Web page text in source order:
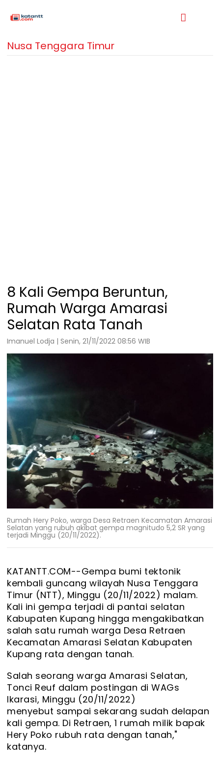
Nusa Tenggara Timur
8 Kali Gempa Beruntun,
Rumah Warga Amarasi
Selatan Rata Tanah
Imanuel Lodja | Senin, 21/11/2022 08:56 WIB
Rumah Hery Poko, warga Desa Retraen Kecamatan Amarasi
Selatan yang rubuh akibat gempa magnitudo 5,2 SR yang
terjadi Minggu (20/11/2022).
KATANTT.COM--Gempa bumi tektonik
kembali guncang wilayah Nusa Tenggara
Timur (NTT), Minggu (20/11/2022) malam.
Kali ini gempa terjadi di pantai selatan
Kabupaten Kupang hingga mengakibatkan
salah satu rumah warga Desa Retraen
Kecamatan Amarasi Selatan Kabupaten
Kupang rata dengan tanah.
Salah seorang warga Amarasi Selatan,
Tonci Reuf dalam postingan di WAGs
Ikarasi, Minggu (20/11/2022)
menyebut sampai sekarang sudah delapan
kali gempa. Di Retraen, 1 rumah milik bapak
Hery Poko rubuh rata dengan tanah,"
katanya.